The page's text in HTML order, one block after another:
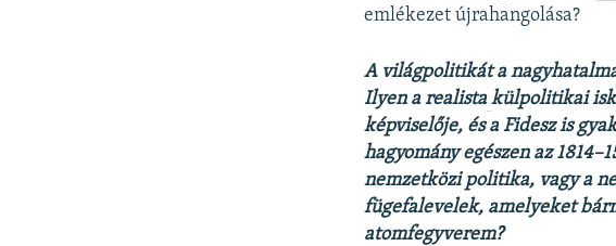
emlékezet újrahangolása?
A világpolitikát a
Ilyen a realista külpolitikai
képviselője, és a Fidesz is
hagyomány egészen az
nemzetközi politika, vagy a
fügefalevelek, amelyeket
atomfegyverem?